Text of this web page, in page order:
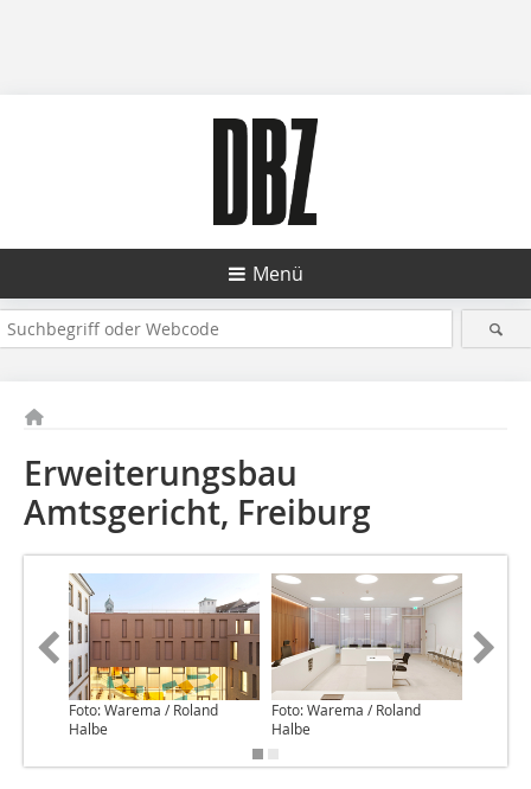
Menü
Erweiterungsbau
Amtsgericht, Freiburg
Foto: Warema / Roland
Halbe
Foto: Warema / Roland
Halbe